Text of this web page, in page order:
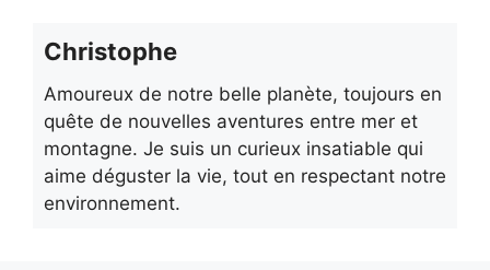
Christophe
Amoureux de notre belle planète, toujours en
quête de nouvelles aventures entre mer et
montagne. Je suis un curieux insatiable qui
aime déguster la vie, tout en respectant notre
environnement.